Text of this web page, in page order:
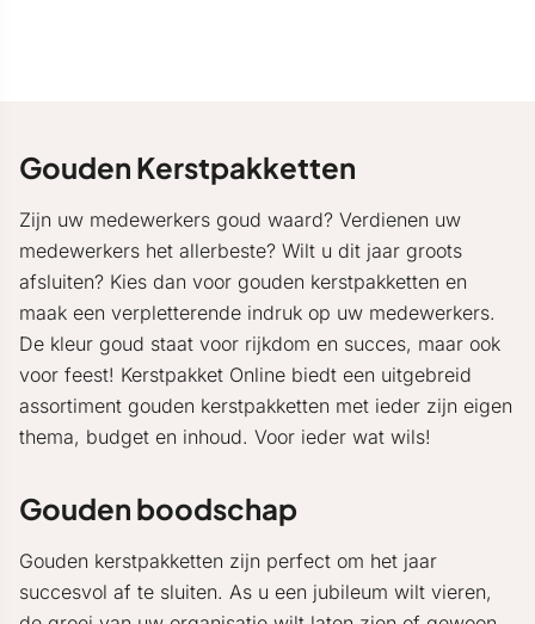
Gouden Kerstpakketten
Zijn uw medewerkers goud waard? Verdienen uw
medewerkers het allerbeste? Wilt u dit jaar groots
afsluiten? Kies dan voor gouden kerstpakketten en
maak een verpletterende indruk op uw medewerkers.
De kleur goud staat voor rijkdom en succes, maar ook
voor feest! Kerstpakket Online biedt een uitgebreid
assortiment gouden kerstpakketten met ieder zijn eigen
thema, budget en inhoud. Voor ieder wat wils!
Gouden boodschap
Gouden kerstpakketten zijn perfect om het jaar
succesvol af te sluiten. As u een jubileum wilt vieren,